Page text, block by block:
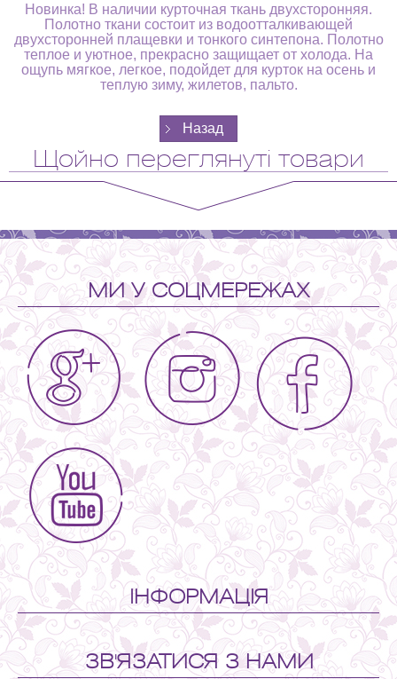
Новинка! В наличии курточная ткань двухсторонняя.
Полотно ткани состоит из водоотталкивающей
двухсторонней плащевки и тонкого синтепона. Полотно
теплое и уютное, прекрасно защищает от холода. На
ощупь мягкое, легкое, подойдет для курток на осень и
теплую зиму, жилетов, пальто.
Щойно переглянуті товари
МИ У СОЦМЕРЕЖАХ
ІНФОРМАЦІЯ
ЗВ'ЯЗАТИСЯ З НАМИ